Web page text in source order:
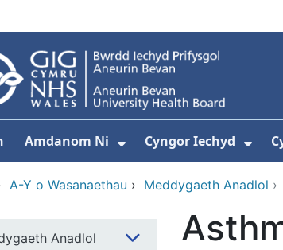
Amdanom Ni
Dangos isddewislen
Cyngor Iechyd
A-Y o Wasanaethau › Meddygaeth Anadlol ›
Anadlol